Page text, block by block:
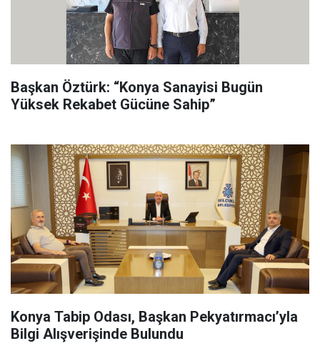
Başkan Öztürk: “Konya Sanayisi Bugün
Yüksek Rekabet Gücüne Sahip”
Konya Tabip Odası, Başkan Pekyatırmacı’yla
Bilgi Alışverişinde Bulundu